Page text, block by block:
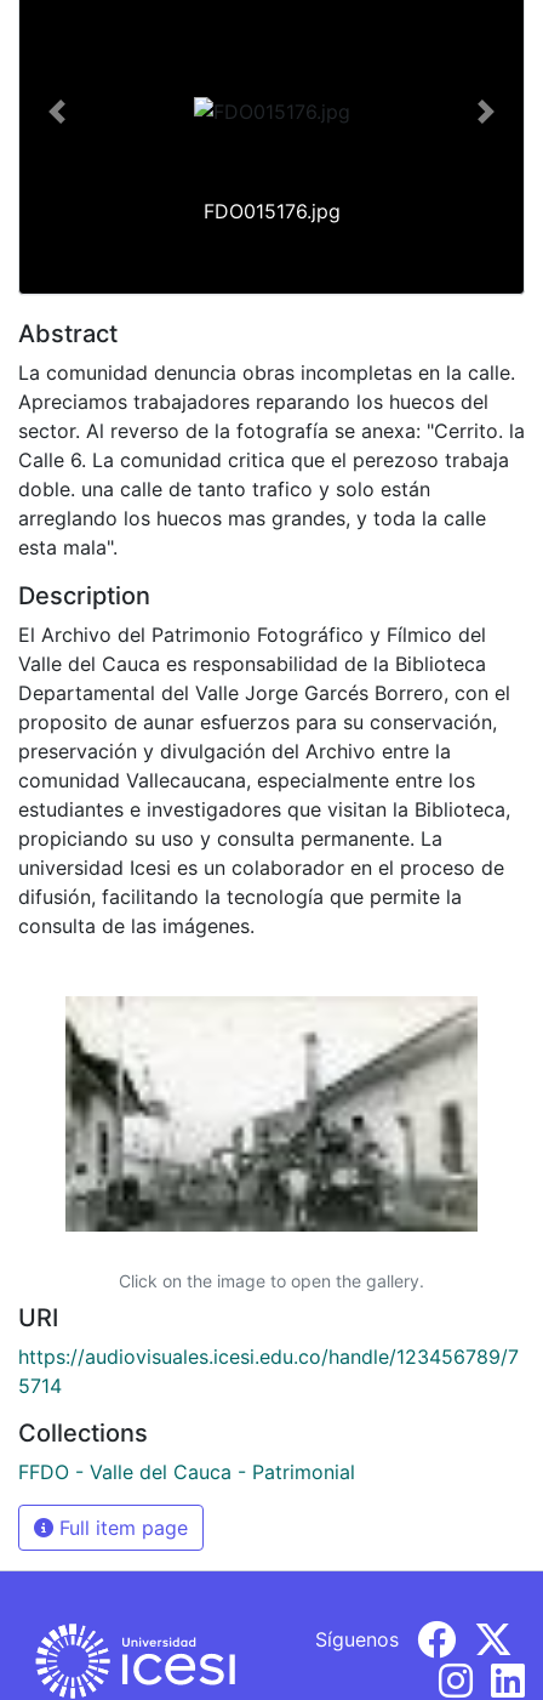
FDO015176.jpg
Previous Next
Abstract
La comunidad denuncia obras incompletas en la calle.
Apreciamos trabajadores reparando los huecos del
sector. Al reverso de la fotografía se anexa: "Cerrito. la
Calle 6. La comunidad critica que el perezoso trabaja
doble. una calle de tanto trafico y solo están
arreglando los huecos mas grandes, y toda la calle
esta mala".
Description
El Archivo del Patrimonio Fotográfico y Fílmico del
Valle del Cauca es responsabilidad de la Biblioteca
Departamental del Valle Jorge Garcés Borrero, con el
proposito de aunar esfuerzos para su conservación,
preservación y divulgación del Archivo entre la
comunidad Vallecaucana, especialmente entre los
estudiantes e investigadores que visitan la Biblioteca,
propiciando su uso y consulta permanente. La
universidad Icesi es un colaborador en el proceso de
difusión, facilitando la tecnología que permite la
consulta de las imágenes.
Click on the image to open the gallery.
URI
https://audiovisuales.icesi.edu.co/handle/123456789/7
5714
Collections
FFDO - Valle del Cauca - Patrimonial
Full item page
Síguenos